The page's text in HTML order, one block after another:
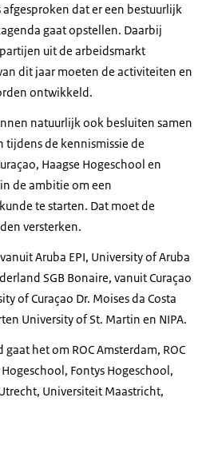
dat er een bestuurlijk
gaat opstellen. Daarbij
uit de arbeidsmarkt
dit jaar moeten de activiteiten en
ontwikkeld.
natuurlijk ook besluiten samen
tijdens de kennismissie de
Haagse Hogeschool en
de ambitie om een
te starten. Dat moet de
versterken.
Aruba EPI, University of Aruba
SGB Bonaire, vanuit Curaçao
of Curaçao Dr. Moises da Costa
University of St. Martin en NIPA.
het om ROC Amsterdam, ROC
Fontys Hogeschool,
Universiteit Maastricht,